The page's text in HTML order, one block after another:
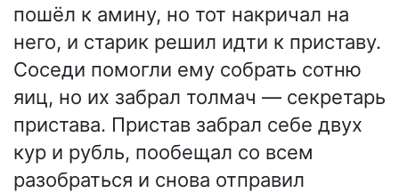
пошёл к амину, но тот накричал на
него, и старик решил идти к приставу.
Соседи помогли ему собрать сотню
яиц, но их забрал толмач — секретарь
пристава. Пристав забрал себе двух
кур и рубль, пообещал со всем
разобраться и снова отправил